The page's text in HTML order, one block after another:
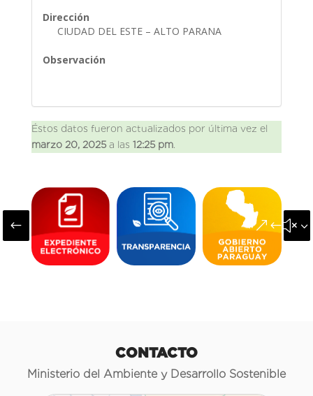
Dirección
CIUDAD DEL ESTE – ALTO PARANA
Observación
Éstos datos fueron actualizados por última vez el
marzo 20, 2025a las 12:25 pm.
#
CONTACTO
Ministerio del Ambiente y Desarrollo Sostenible